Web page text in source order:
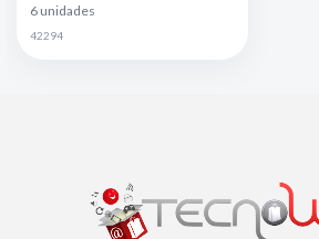
6 unidades
42294